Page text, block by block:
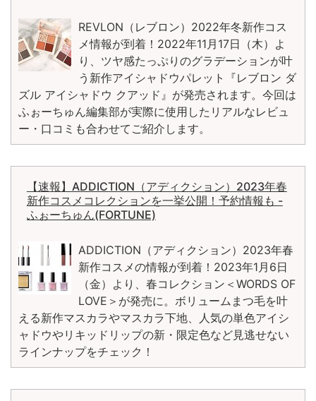
REVLON（レブロン）2022年冬新作コス
メ情報が到着！2022年11月17日（木）よ
り、ツヤ感たっぷりのグラデーションが叶
う新作アイシャドウパレット『レブロン ダ
ズル アイシャドウ クアッド』が発売されます。今回は
ふぉーちゅん編集部が実際に使用したリアルなレビュ
ー・口コミも合わせてご紹介します。
【速報】ADDICTION（アディクション）2023年春
新作コスメコレクションを一挙公開！予約情報も -
ふぉーちゅん(FORTUNE)
ADDICTION（アディクション）2023年春
新作コスメの情報が到着！2023年1月6日
（金）より、春コレクション＜WORDS OF
LOVE＞が発売に。ボリュームまつ毛を叶
える新作マスカラやマスカラ下地、人気の単色アイシ
ャドウやリキッドリップの新・限定色など見逃せない
ラインナップをチェック！